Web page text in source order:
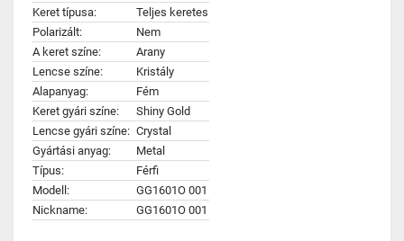
Keret típusa:
Teljes keretes
Polarizált:
Nem
A keret színe:
Arany
Lencse színe:
Kristály
Alapanyag:
Fém
Keret gyári színe:
Shiny Gold
Lencse gyári színe: Crystal
Gyártási anyag:
Metal
Típus:
Férfi
Modell:
GG1601O 001
Nickname:
GG1601O 001